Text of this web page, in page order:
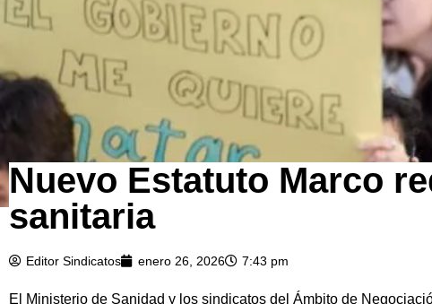
Nuevo Estatuto Marco
sanitaria
Editor Sindicatos enero 26, 2026 7:43 pm
El Ministerio de Sanidad y los sindicatos del Ámbito de